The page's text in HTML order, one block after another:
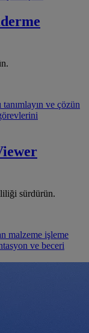
tanımlayın ve çözün
sürdürün.
malzeme işleme
ve beceri